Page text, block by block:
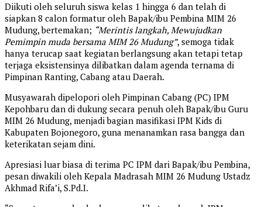
Diikuti oleh seluruh siswa kelas 1 hingga 6 dan telah di
siapkan 8 calon formatur oleh Bapak/ibu Pembina MIM 26
Mudung, bertemakan; “Merintis langkah, Mewujudkan
Pemimpin muda bersama MIM 26 Mudung”, semoga tidak
hanya terucap saat kegiatan berlangsung akan tetapi tetap
terjaga eksistensinya dilibatkan dalam agenda ternama di
Pimpinan Ranting, Cabang atau Daerah.
Musyawarah dipelopori oleh Pimpinan Cabang (PC) IPM
Kepohbaru dan di dukung secara penuh oleh Bapak/ibu Guru
MIM 26 Mudung, menjadi bagian masifikasi IPM Kids di
Kabupaten Bojonegoro, guna menanamkan rasa bangga dan
keterikatan sejam dini.
Apresiasi luar biasa di terima PC IPM dari Bapak/ibu Pembina,
pesan diwakili oleh Kepala Madrasah MIM 26 Mudung Ustadz
Akhmad Rifa’i, S.Pd.I.